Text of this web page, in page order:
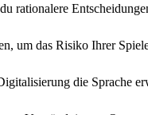
rationalere
um das Risiko Ihrer
die Sprache